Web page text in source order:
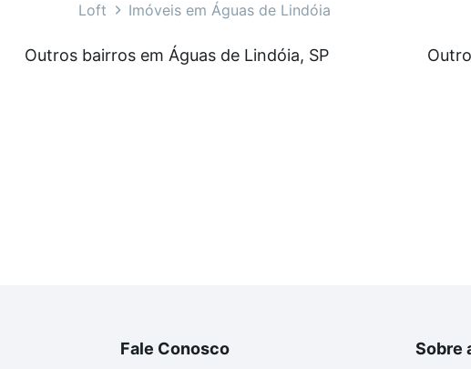
à venda em Águas de Lindóia, SP que custam a partir de R$ 0
Se ainda tem alguma dúvida dos custos envolvidos no
Loft Imóveis em Águas de Lindóia
Outros bairros em Águas de Lindóia, SP
Fale Conosco Sobre